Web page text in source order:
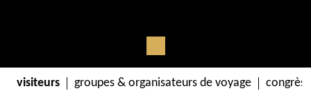
visiteurs groupes & organisateurs de voyage congrès